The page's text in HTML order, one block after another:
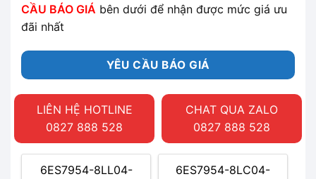
CẦU BÁO GIÁ bên dưới để nhận được mức giá ưu
đãi nhất
YÊU CẦU BÁO GIÁ
LIÊN HỆ HOTLINE
0827 888 528
CHAT QUA ZALO
0827 888 528
6ES7954-8LL04-
6ES7954-8LC04-